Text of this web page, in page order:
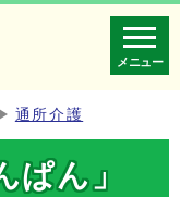
メニュー
通所介護
ぱん」